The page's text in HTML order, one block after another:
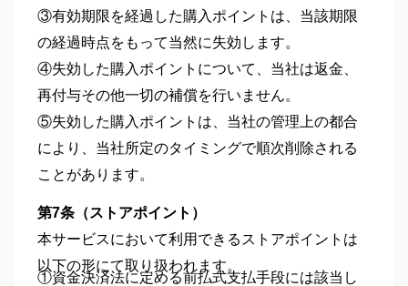
③有効期限を経過した購入ポイントは、当該期限
の経過時点をもって当然に失効します。
④失効した購入ポイントについて、当社は返金、
再付与その他一切の補償を行いません。
⑤失効した購入ポイントは、当社の管理上の都合
により、当社所定のタイミングで順次削除される
ことがあります。
第7条（ストアポイント ）
本サービスにおいて利用できるストアポイントは
以下の形にて取り扱われます。
①資金決済法に定める前払式支払手段には該当し